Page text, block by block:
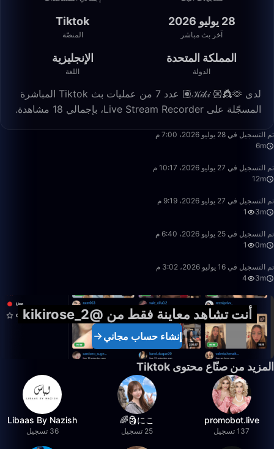
28 يوليو 2026
آخر بث مباشر
Tiktok
المنصّة
المملكة المتحدة
الدولة
الإنجليزية
اللغة
لدى 𝒦𝒾𝓀𝒾 👸🏼🫶🏽 عدد 7 من عمليات بث Tiktok المباشرة
المسجّلة على Live Stream Recorder، بإجمالي 18 مشاهدة.
تم التسجيل في 28 يوليو 2026، 7:00 م
6m
12:36
تم التسجيل في 27 يوليو 2026، 10:17 م
12m
3:49
تم التسجيل في 27 يوليو 2026، 9:19 م
3m
1
0:24
تم التسجيل في 25 يوليو 2026، 6:40 م
0m
1
3:51
تم التسجيل في 16 يوليو 2026، 3:02 م
3m
4
أنت تشاهد معاينة فقط من @kikirose_2
إنشاء حساب مجاني
المزيد من صنّاع محتوى Tiktok
promobot.live
137 تسجيل
にこ🗿🌈
25 تسجيل
Libaas By Nazish
36 تسجيل